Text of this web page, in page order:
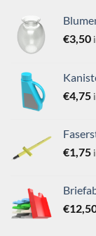
€3,50
€4,75
€1,75
€